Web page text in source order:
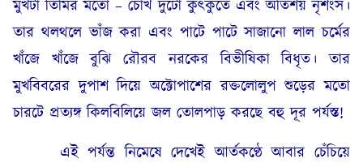
মুখটা তিমির মতো – চোখ দুটো কুৎকুতে এবং অতিশয় নৃশংস।
তার থলথলে ভাঁজ করা এবং পাটে পাটে সাজানো লাল চর্মের
খাঁজে খাঁজে বুঝি রৌরব নরকের বিভীষিকা বিধৃত। তার
মুখবিবরের দুপাশ দিয়ে অক্টোপাশের রক্তলোলুপ শুড়ের মতো
চারটে প্রত্যঙ্গ কিলবিলিয়ে জল তোলপাড় করছে বহু দূর পর্যস্ত!
এই পর্যন্ত নিমেষে দেখেই আর্তকণ্ঠে আবার চেঁচিয়ে